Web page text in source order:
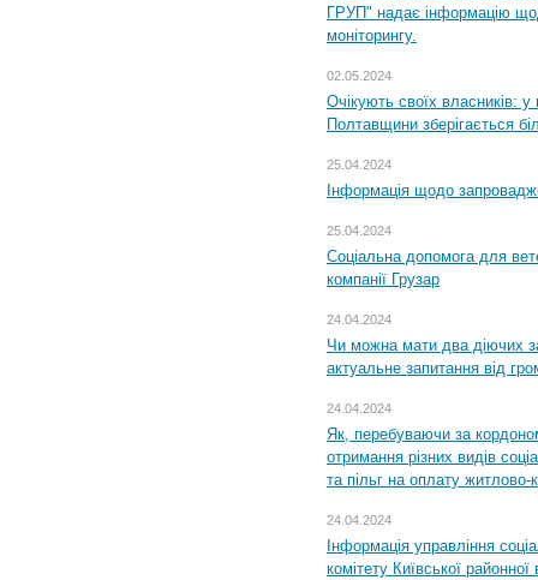
ГРУП" надає інформацію
моніторингу.
02.05.2024
Очікують своїх власників: у
Полтавщини зберігається
25.04.2024
Інформація щодо
25.04.2024
Соціальна допомога для
компанії Грузар
24.04.2024
Чи можна мати два діючих
актуальне запитання від
24.04.2024
Як, перебуваючи за
отримання різних видів
та пільг на оплату
24.04.2024
Інформація управління
комітету Київської